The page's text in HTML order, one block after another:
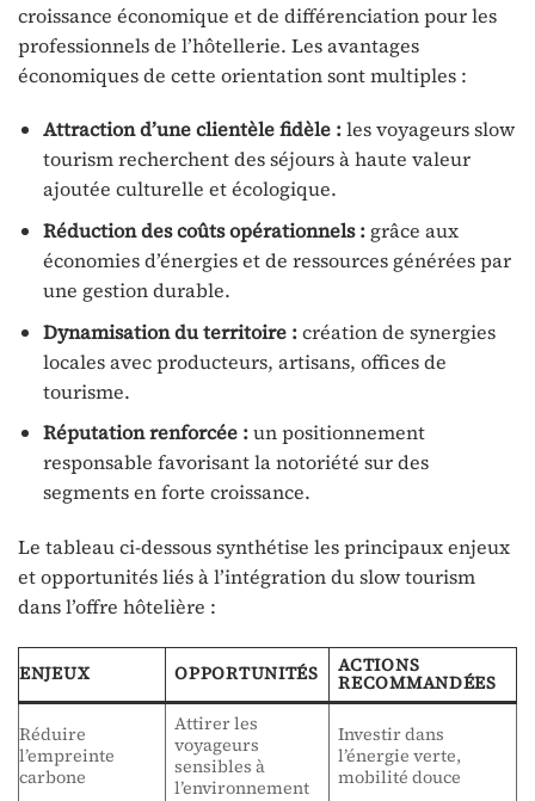
croissance économique et de différenciation pour les
professionnels de l’hôtellerie. Les avantages
économiques de cette orientation sont multiples :
Attraction d’une clientèle fidèle :les voyageurs slow
tourism recherchent des séjours à haute valeur
ajoutée culturelle et écologique.
Réduction des coûts opérationnels :grâce aux
économies d’énergies et de ressources générées par
une gestion durable.
Dynamisation du territoire :création de synergies
locales avec producteurs, artisans, offices de
tourisme.
Réputation renforcée :un positionnement
responsable favorisant la notoriété sur des
segments en forte croissance.
Le tableau ci-dessous synthétise les principaux enjeux
et opportunités liés à l’intégration du slow tourism
dans l’offre hôtelière :
ENJEUX OPPORTUNITÉS ACTIONS
RECOMMANDÉES
Réduire
l’empreinte
carbone
Attirer les
voyageurs
sensibles à
l’environnement
Investir dans
l’énergie verte,
mobilité douce